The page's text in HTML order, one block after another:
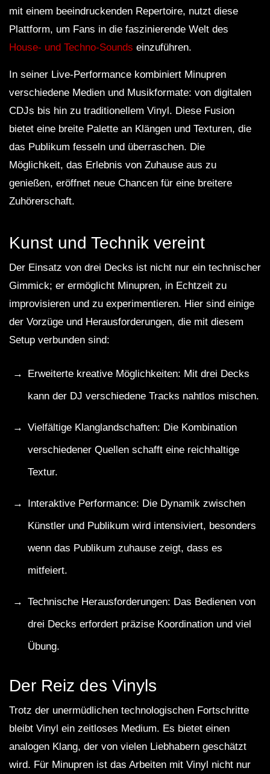
mit einem beeindruckenden Repertoire, nutzt diese
Plattform, um Fans in die faszinierende Welt des
House- und Techno-Sounds einzuführen.
In seiner Live-Performance kombiniert Minupren
verschiedene Medien und Musikformate: von digitalen
CDJs bis hin zu traditionellem Vinyl. Diese Fusion
bietet eine breite Palette an Klängen und Texturen, die
das Publikum fesseln und überraschen. Die
Möglichkeit, das Erlebnis von Zuhause aus zu
genießen, eröffnet neue Chancen für eine breitere
Zuhörerschaft.
Kunst und Technik vereint
Der Einsatz von drei Decks ist nicht nur ein technischer
Gimmick; er ermöglicht Minupren, in Echtzeit zu
improvisieren und zu experimentieren. Hier sind einige
der Vorzüge und Herausforderungen, die mit diesem
Setup verbunden sind:
Erweiterte kreative Möglichkeiten: Mit drei Decks
kann der DJ verschiedene Tracks nahtlos mischen.
Vielfältige Klanglandschaften: Die Kombination
verschiedener Quellen schafft eine reichhaltige
Textur.
Interaktive Performance: Die Dynamik zwischen
Künstler und Publikum wird intensiviert, besonders
wenn das Publikum zuhause zeigt, dass es
mitfeiert.
Technische Herausforderungen: Das Bedienen von
drei Decks erfordert präzise Koordination und viel
Übung.
Der Reiz des Vinyls
Trotz der unermüdlichen technologischen Fortschritte
bleibt Vinyl ein zeitloses Medium. Es bietet einen
analogen Klang, der von vielen Liebhabern geschätzt
wird. Für Minupren ist das Arbeiten mit Vinyl nicht nur